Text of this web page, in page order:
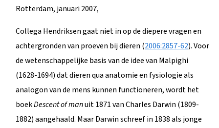
Rotterdam, januari 2007,
Collega Hendriksen gaat niet in op de diepere vragen en
achtergronden van proeven bij dieren (2006:2857-62). Voor
de wetenschappelijke basis van de idee van Malpighi
(1628-1694) dat dieren qua anatomie en fysiologie als
analogon van de mens kunnen functioneren, wordt het
boekDescent of manuit 1871 van Charles Darwin (1809-
1882) aangehaald. Maar Darwin schreef in 1838 als jonge